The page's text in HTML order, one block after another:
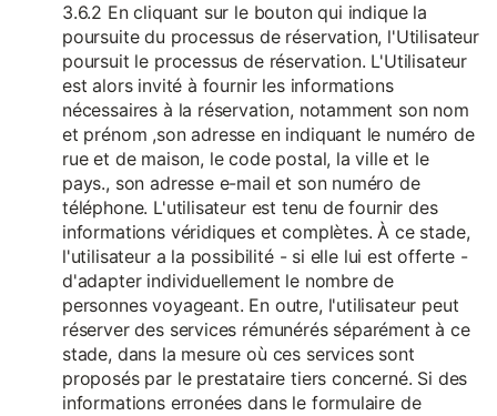
3.6.2 En cliquant sur le bouton qui indique la
poursuite du processus de réservation, l'Utilisateur
poursuit le processus de réservation. L'Utilisateur
est alors invité à fournir les informations
nécessaires à la réservation, notamment son nom
et prénom ,son adresse en indiquant le numéro de
rue et de maison, le code postal, la ville et le
pays., son adresse e-mail et son numéro de
téléphone. L'utilisateur est tenu de fournir des
informations véridiques et complètes. À ce stade,
l'utilisateur a la possibilité - si elle lui est offerte -
d'adapter individuellement le nombre de
personnes voyageant. En outre, l'utilisateur peut
réserver des services rémunérés séparément à ce
stade, dans la mesure où ces services sont
proposés par le prestataire tiers concerné. Si des
informations erronées dans le formulaire de